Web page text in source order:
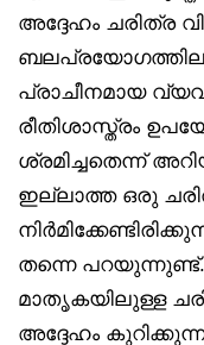
അദ്ദേഹം ചരിത്ര
പ്രാചീനമായ
രീതിശാസ്ത്രം
ശ്രമിച്ചതെന്ന്
ഇല്ലാത്ത ഒരു
തന്നെ
മാതൃകയിലുള്ള
അദ്ദേഹം